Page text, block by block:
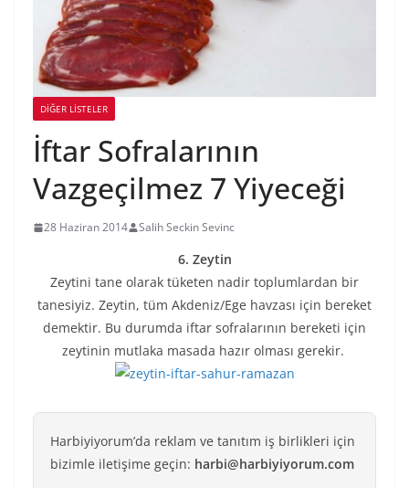
DIĞER LISTELER
İftar Sofralarının
Vazgeçilmez 7 Yiyeceği
28 Haziran 2014 Salih Seckin Sevinc
6. Zeytin
Zeytini tane olarak tüketen nadir toplumlardan bir
tanesiyiz. Zeytin, tüm Akdeniz/Ege havzası için bereket
demektir. Bu durumda iftar sofralarının bereketi için
zeytinin mutlaka masada hazır olması gerekir.
Harbiyiyorum’da reklam ve tanıtım iş birlikleri için
bizimle iletişime geçin: harbi@harbiyiyorum.com